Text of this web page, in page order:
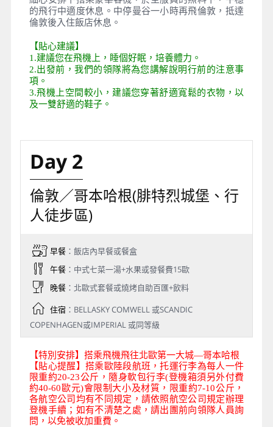
的飛行中適度休息。中停曼谷一小時再飛倫敦，抵達
倫敦後入住飯店休息。
【貼心建議】
1.建議您在飛機上，睡個好眠，培養體力。
2.出發前，我們的領隊將為您講解說明行前的注意事
項。
3.飛機上空間較小，建議您穿著舒適寬鬆的衣物，以
及一雙舒適的鞋子。
Day 2
倫敦／哥本哈根(腓特烈城堡、行
人徒步區)
早餐：飯店內早餐或餐盒
午餐：中式七菜一湯+水果或發餐費15歐
晚餐：北歐式套餐或燒烤自助百匯+飲料
住宿：BELLASKY COMWELL 或SCANDIC
COPENHAGEN或IMPERIAL 或同等級
【特別安排】搭乘飛機飛往北歐第一大城—哥本哈根
【貼心提醒】搭乘歐陸段航班，托運行李為每人一件
限重約20-23公斤，隨身軟包行李(登機箱須另外付費
約40-60歐元)會限制大小及材質，限重約7-10公斤，
各航空公司均有不同規定，請依照航空公司規定辦理
登機手續；如有不清楚之處，請出團前向領隊人員詢
問，以免被收加重費。